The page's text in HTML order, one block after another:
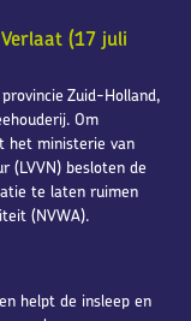
(17 juli
Zuid-Holland,
Om
het ministerie van
(LVVN) besloten de
te laten ruimen
(NVWA).
helpt de insleep en